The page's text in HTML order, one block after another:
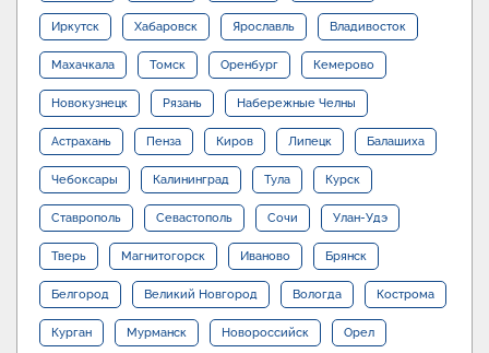
Иркутск Хабаровск Ярославль Владивосток
Махачкала Томск Оренбург Кемерово
Новокузнецк Рязань Набережные Челны
Астрахань Пенза Киров Липецк Балашиха
Чебоксары Калининград Тула Курск
Ставрополь Севастополь Сочи Улан-Удэ
Тверь Магнитогорск Иваново Брянск
Белгород Великий Новгород Вологда Кострома
Курган Мурманск Новороссийск Орел